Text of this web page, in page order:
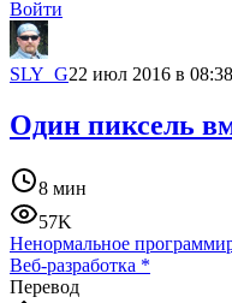
Войти
SLY_G22 июл 2016 в 08:38
Один пиксель
8 мин
57K
Ненормальное
Веб-разработка *
Перевод